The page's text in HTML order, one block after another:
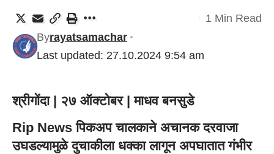
Last updated: 27.10.2024 9:54 am
Byrayatsamachar
1 Min Read
श्रीगोंदा | २७ ऑक्टोबर | माधव बनसुडे
Rip News पिकअप चालकाने अचानक दरवाजा
उघडल्यामुळे दुचाकीला धक्का लागून अपघातात गंभीर